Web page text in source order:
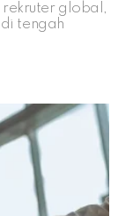
rekruter global,
tengah